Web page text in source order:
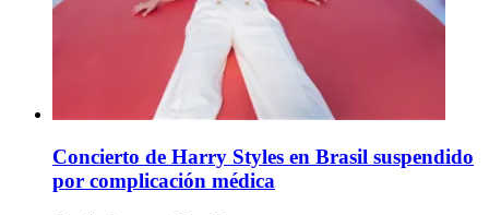
Concierto de Harry Styles en Brasil suspendido
por complicación médica